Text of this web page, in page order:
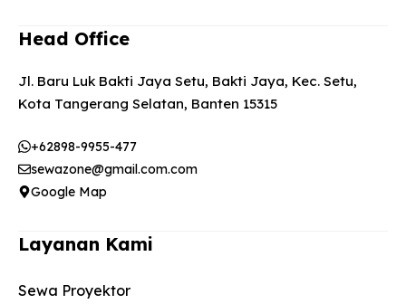
Head Office
Jl. Baru Luk Bakti Jaya Setu, Bakti Jaya, Kec. Setu,
Kota Tangerang Selatan, Banten 15315
+62898-9955-477
sewazone@gmail.com.com
Google Map
Layanan Kami
Sewa Proyektor